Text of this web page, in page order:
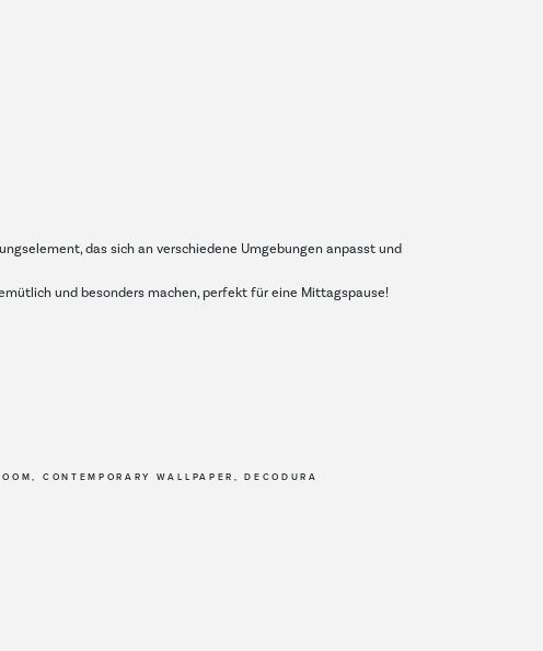
das sich an verschiedene Umgebungen anpasst und
und besonders machen, perfekt für eine Mittagspause!
CONTEMPORARY WALLPAPER, DECODURA